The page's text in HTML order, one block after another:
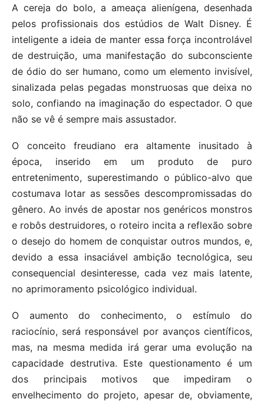
A cereja do bolo, a ameaça alienígena, desenhada
pelos profissionais dos estúdios de Walt Disney. É
inteligente a ideia de manter essa força incontrolável
de destruição, uma manifestação do subconsciente
de ódio do ser humano, como um elemento invisível,
sinalizada pelas pegadas monstruosas que deixa no
solo, confiando na imaginação do espectador. O que
não se vê é sempre mais assustador.
O conceito freudiano era altamente inusitado à
época, inserido em um produto de puro
entretenimento, superestimando o público-alvo que
costumava lotar as sessões descompromissadas do
gênero. Ao invés de apostar nos genéricos monstros
e robôs destruidores, o roteiro incita a reflexão sobre
o desejo do homem de conquistar outros mundos, e,
devido a essa insaciável ambição tecnológica, seu
consequencial desinteresse, cada vez mais latente,
no aprimoramento psicológico individual.
O aumento do conhecimento, o estímulo do
raciocínio, será responsável por avanços científicos,
mas, na mesma medida irá gerar uma evolução na
capacidade destrutiva. Este questionamento é um
dos principais motivos que impediram o
envelhecimento do projeto, apesar de, obviamente,